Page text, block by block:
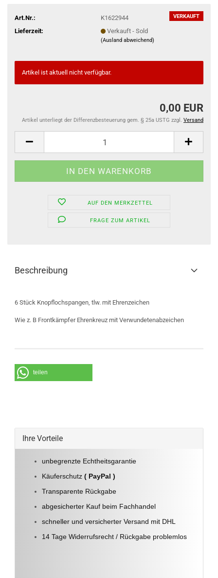
VERKAUFT
Art.Nr.:
K1622944
Lieferzeit:
Verkauft - Sold
(Ausland abweichend)
Artikel ist aktuell nicht verfügbar.
0,00 EUR
Artikel unterliegt der Differenzbesteuerung gem. § 25a USTG zzgl. Versand
AUF DEN MERKZETTEL
FRAGE ZUM ARTIKEL
Beschreibung
6 Stück Knopflochspangen, tlw. mit Ehrenzeichen
Wie z. B Frontkämpfer Ehrenkreuz mit Verwundetenabzeichen
teilen
Ihre Vorteile
unbegrenzte Echtheitsgarantie
Käuferschutz ( PayPal )
Transparente Rückgabe
abgesicherter Kauf beim Fachhandel
schneller und versicherter Versand mit DHL
14 Tage Widerrufsrecht / Rückgabe problemlos